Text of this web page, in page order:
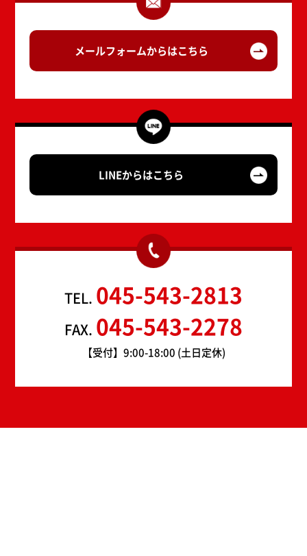
メールフォームからはこちら
LINEからはこちら
TEL. 045-543-2813
FAX. 045-543-2278
【受付】9:00-18:00 (土日定休)